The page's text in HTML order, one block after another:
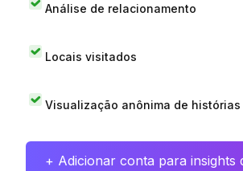
Análise de relacionamento
Locais visitados
Visualização anônima de
+ Adicionar conta para insights